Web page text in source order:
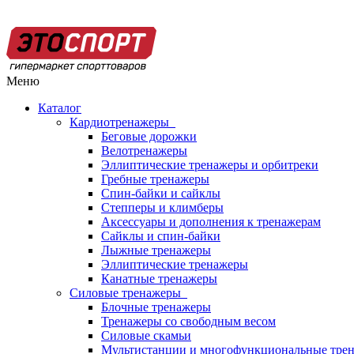
Меню
Каталог
Кардиотренажеры
Беговые дорожки
Велотренажеры
Эллиптические тренажеры и орбитреки
Гребные тренажеры
Спин-байки и сайклы
Степперы и климберы
Аксессуары и дополнения к тренажерам
Сайклы и спин-байки
Лыжные тренажеры
Эллиптические тренажеры
Канатные тренажеры
Силовые тренажеры
Блочные тренажеры
Тренажеры со свободным весом
Силовые скамьи
Мультистанции и многофункциональные